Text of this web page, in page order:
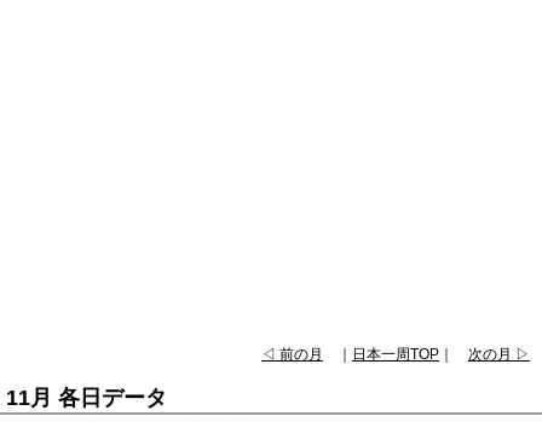
◁ 前の月 ｜ 日本一周TOP ｜ 次の月 ▷
11月 各日データ